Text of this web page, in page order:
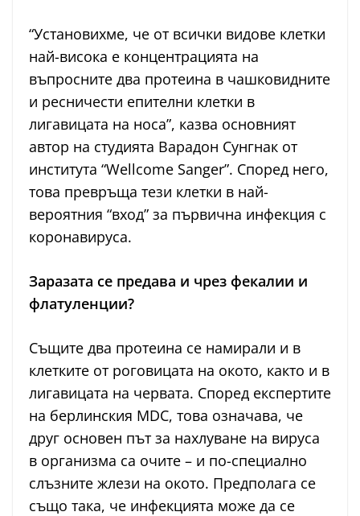
“Установихме, че от всички видове клетки
най-висока е концентрацията на
въпросните два протеина в чашковидните
и ресничести епителни клетки в
лигавицата на носа”, казва основният
автор на студията Варадон Сунгнак от
института “Wellcome Sanger”. Според него,
това превръща тези клетки в най-
вероятния “вход” за първична инфекция с
коронавируса.
Заразата се предава и чрез фекалии и
флатуленции?
Същите два протеина се намирали и в
клетките от роговицата на окото, както и в
лигавицата на червата. Според експертите
на берлинския MDC, това означава, че
друг основен път за нахлуване на вируса
в организма са очите – и по-специално
слъзните жлези на окото. Предполага се
също така, че инфекцията може да се